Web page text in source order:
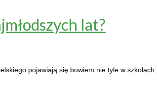
lat?
pojawiają się bowiem nie tyle w